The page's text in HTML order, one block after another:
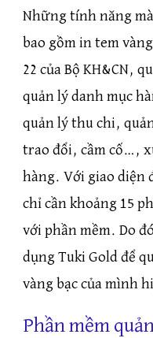
Những tính năng
bao gồm in tem
22 của Bộ KH&CN,
quản lý danh mục
quản lý thu chi,
trao đổi, cầm cố…,
hàng. Với giao diện
chỉ cần khoảng 15
với phần mềm. Do
dụng Tuki Gold để
vàng bạc của mình
Phần mềm